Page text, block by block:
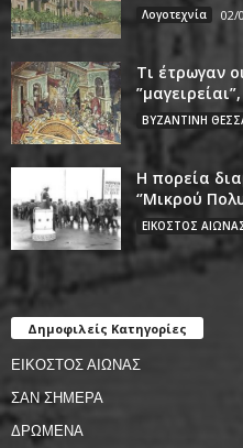
Λογοτεχνία 02/
Τι έτρωγαν
ΒΥΖΑΝΤΙΝΗ
Η πορεία
‘’Μικρού
ΕΙΚΟΣΤΟΣ
Δημοφιλείς Κατηγορίες
ΕΙΚΟΣΤΟΣ ΑΙΩΝΑΣ
ΣΑΝ ΣΗΜΕΡΑ
ΔΡΩΜΕΝΑ